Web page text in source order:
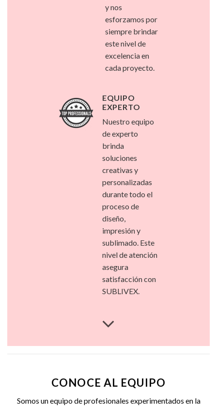
y nos
esforzamos por
siempre brindar
este nivel de
excelencia en
cada proyecto.
EQUIPO
EXPERTO
Nuestro equipo
de experto
brinda
soluciones
creativas y
personalizadas
durante todo el
proceso de
diseño,
impresión y
sublimado. Este
nivel de atención
asegura
satisfacción con
SUBLIVEX.
CONOCE AL EQUIPO
Somos un equipo de profesionales experimentados en la